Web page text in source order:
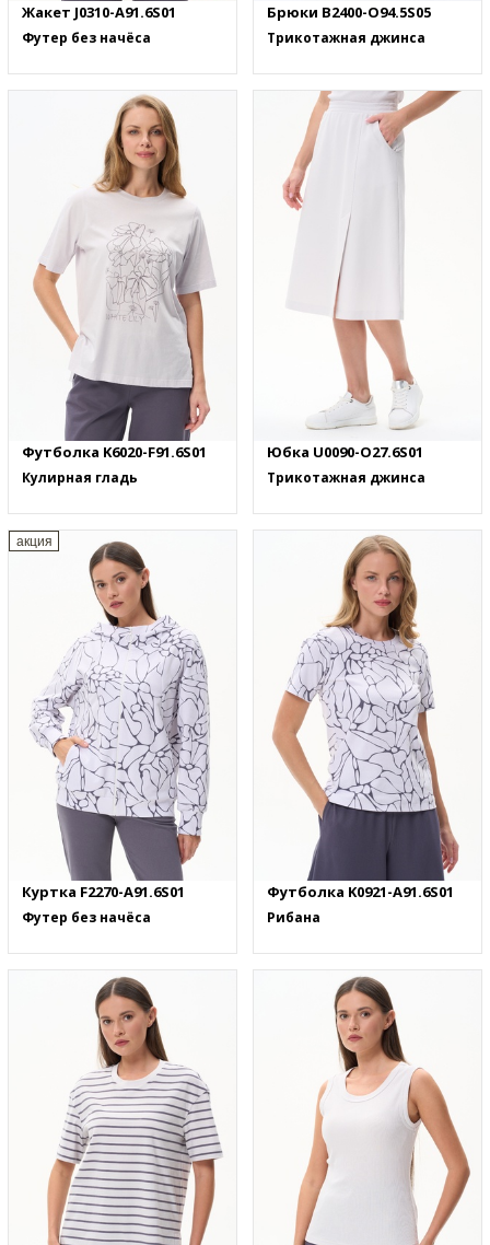
Жакет J0310-A91.6S01
Футер без начёса
Брюки B2400-O94.5S05
Трикотажная джинса
Футболка K6020-F91.6S01
Кулирная гладь
Юбка U0090-O27.6S01
Трикотажная джинса
акция
Куртка F2270-A91.6S01
Футер без начёса
Футболка K0921-A91.6S01
Рибана